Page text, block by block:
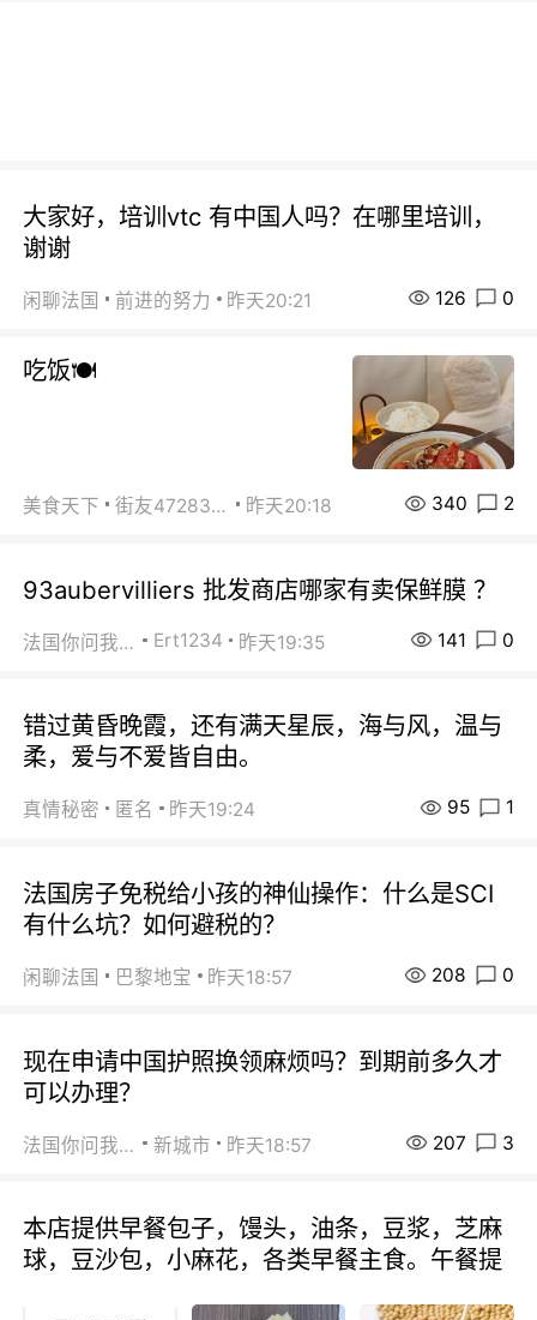
大家好，培训vtc 有中国人吗？在哪里培训，
谢谢
闲聊法国 前进的努力 昨天20:21 126 0
吃饭🍽️
美食天下 街友472838572 昨天20:18 340 2
93aubervilliers 批发商店哪家有卖保鲜膜 ？
法国你问我答 Ert1234 昨天19:35 141 0
错过黄昏晚霞，还有满天星辰，海与风，温与
柔，爱与不爱皆自由。
真情秘密 匿名 昨天19:24 95 1
法国房子免税给小孩的神仙操作：什么是SCI
有什么坑？如何避税的？
闲聊法国 巴黎地宝 昨天18:57 208 0
现在申请中国护照换领麻烦吗？到期前多久才
可以办理？
法国你问我答 新城市 昨天18:57 207 3
本店提供早餐包子，馒头，油条，豆浆，芝麻
球，豆沙包，小麻花，各类早餐主食。午餐提